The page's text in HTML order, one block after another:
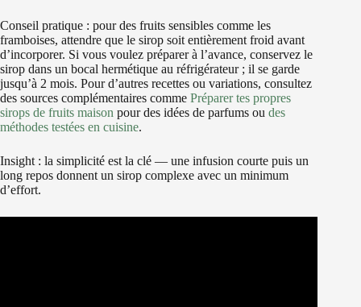
Conseil pratique : pour des fruits sensibles comme les
framboises, attendre que le sirop soit entièrement froid avant
d’incorporer. Si vous voulez préparer à l’avance, conservez le
sirop dans un bocal hermétique au réfrigérateur ; il se garde
jusqu’à 2 mois. Pour d’autres recettes ou variations, consultez
des sources complémentaires comme Préparer tes propres
sirops de fruits maison pour des idées de parfums ou des
méthodes testées en cuisine.
Insight : la simplicité est la clé — une infusion courte puis un
long repos donnent un sirop complexe avec un minimum
d’effort.